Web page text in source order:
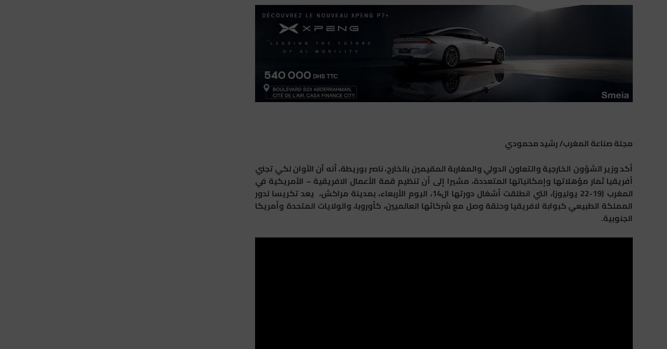
مجلة صناعة المغرب/ رشيد محمودي
أكد وزير الشؤون الخارجية والتعاون الدولي والمغاربة المقيمين بالخارج، ناصر بوريطة، أنه آن الأوان لكي تجني
أفريقيا ثمار مؤهلاتها وإمكانياتها المتعددة، مشيرا إلى أن تنظيم قمة الأعمال الافريقية – الأمريكية في
المغرب (19-22 يوليوز)، التي انطلقت أشغال دورتها ال14، اليوم الأربعاء، بمدينة مراكش، يعد تكريسا لدور
المملكة الطبيعي كبوابة لافريقيا وحلقة وصل مع شركائها العالميين، كأوروبا، والولايات المتحدة وأمريكا
الجنوبية.